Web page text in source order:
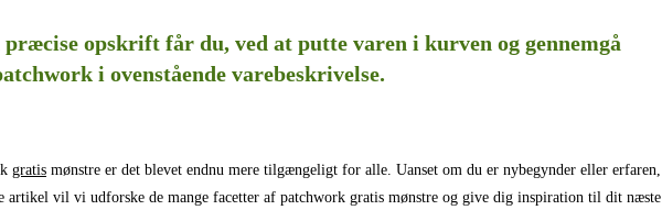
opskrift får du, ved at putte varen i kurven og gennemgå
i ovenstående varebeskrivelse.
gratis mønstre er det blevet endnu mere tilgængeligt for alle. Uanset om du er nybegynder eller erfaren,
vil vi udforske de mange facetter af patchwork gratis mønstre og give dig inspiration til dit næste